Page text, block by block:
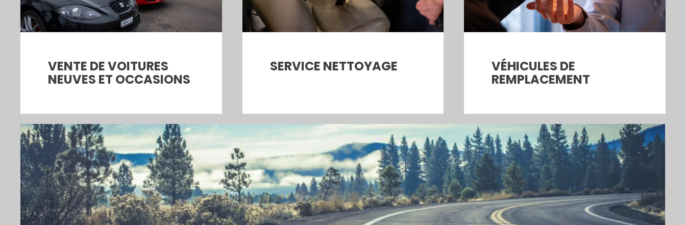
VENTE DE VOITURES
NEUVES ET OCCASIONS
SERVICE NETTOYAGE VÉHICULES DE
REMPLACEMENT